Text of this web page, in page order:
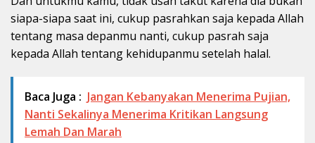
siapa-siapa saat ini, cukup pasrahkan saja kepada Allah
tentang masa depanmu nanti, cukup pasrah saja
kepada Allah tentang kehidupanmu setelah halal.
Baca Juga : Jangan Kebanyakan Menerima Pujian,
Nanti Sekalinya Menerima Kritikan Langsung
Lemah Dan Marah